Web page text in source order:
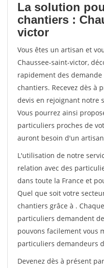
La solution
chantiers :
victor
Vous êtes un artisan et
Chaussee-saint-victor,
rapidement des
chantiers. Recevez dès à
devis en rejoignant notre
Vous pourrez ainsi
particuliers proches de
auront besoin d'un
L'utilisation de notre
relation avec des
dans toute la France et
Quel que soit votre
chantiers grâce à .
particuliers demandent
pouvons facilement vous
particuliers demandeurs
Devenez dès à présent